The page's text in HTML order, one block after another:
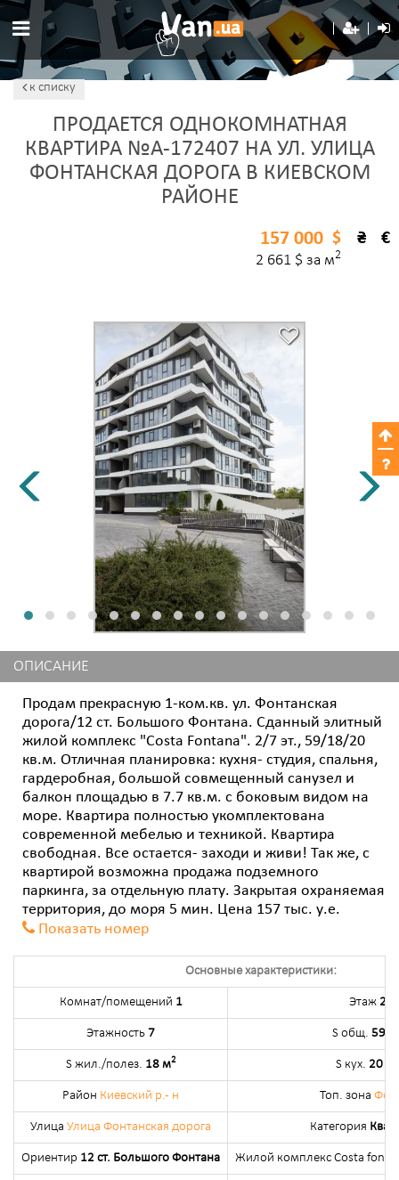
к списку
ПРОДАЕТСЯ ОДНОКОМНАТНАЯ
КВАРТИРА №A-172407 НА УЛ. УЛИЦА
ФОНТАНСКАЯ ДОРОГА В КИЕВСКОМ
РАЙОНЕ
$ ₴ €
157 000
2 661 $ за м2
ОПИСАНИЕ
Продам прекрасную 1-ком.кв. ул. Фонтанская
дорога/12 ст. Большого Фонтана. Сданный элитный
жилой комплекс "Costa Fontana". 2/7 эт., 59/18/20
кв.м. Отличная планировка: кухня- студия, спальня,
гардеробная, большой совмещенный санузел и
балкон площадью в 7.7 кв.м. с боковым видом на
море. Квартира полностью укомплектована
современной мебелью и техникой. Квартира
свободная. Все остается- заходи и живи! Так же, с
квартирой возможна продажа подземного
паркинга, за отдельную плату. Закрытая охраняемая
территория, до моря 5 мин. Цена 157 тыс. у.е.
Показать номер
Основные характеристики:
Комнат/помещений 1 Этаж 2
Этажность 7 S общ. 59 м
S жил./полез. 18 м2 S кух. 20 м
Район Киевский р.- н Топ. зона
Улица Улица Фонтанская дорога Категория
Ориентир 12 ст. Большого Фонтана Жилой комплекс Costa